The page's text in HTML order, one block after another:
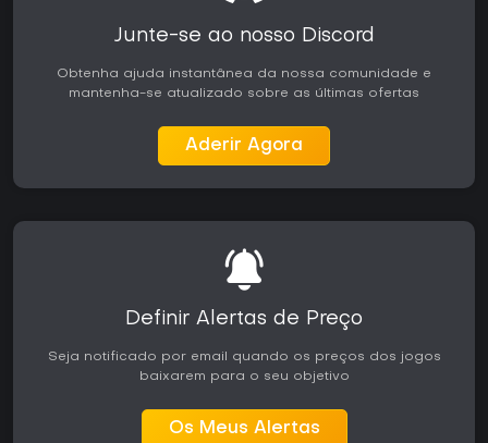
Junte-se ao nosso Discord
Obtenha ajuda instantânea da nossa comunidade e
mantenha-se atualizado sobre as últimas ofertas
Aderir Agora
Definir Alertas de Preço
Seja notificado por email quando os preços dos jogos
baixarem para o seu objetivo
Os Meus Alertas